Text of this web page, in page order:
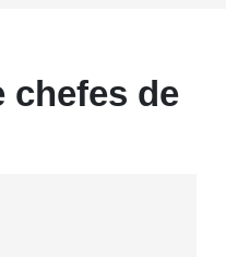
chefes de